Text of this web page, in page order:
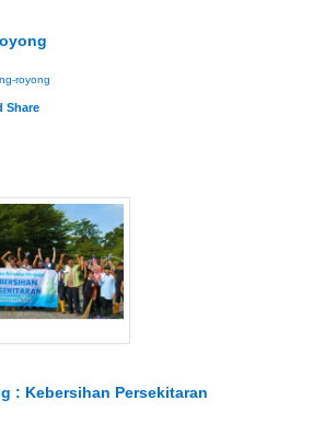
royong
: Kebersihan Persekitaran